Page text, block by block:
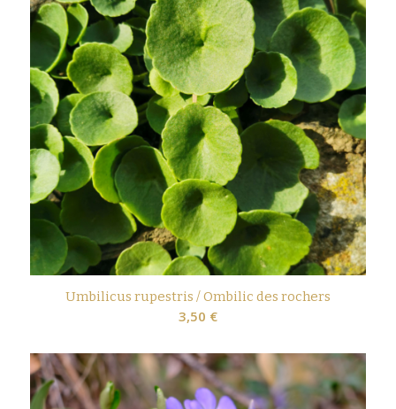
Umbilicus rupestris / Ombilic des rochers
3,50 €